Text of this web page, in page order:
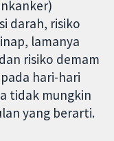
darah, risiko
lamanya
risiko demam
hari-hari
tidak mungkin
yang berarti.